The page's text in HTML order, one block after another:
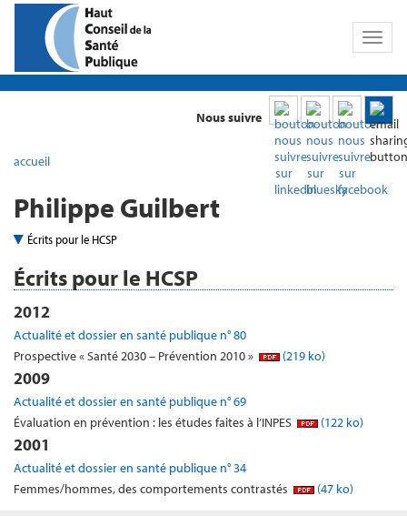
Toggle
Nous suivre
accueil
Philippe Guilbert
Écrits pour le HCSP
Écrits pour le HCSP
2012
Actualité et dossier en santé publique n° 80
Prospective « Santé 2030 – Prévention 2010 »
(219 ko)
2009
Actualité et dossier en santé publique n° 69
Évaluation en prévention : les études faites à l’INPES
(122 ko)
2001
Actualité et dossier en santé publique n° 34
Femmes/hommes, des comportements contrastés
(47 ko)